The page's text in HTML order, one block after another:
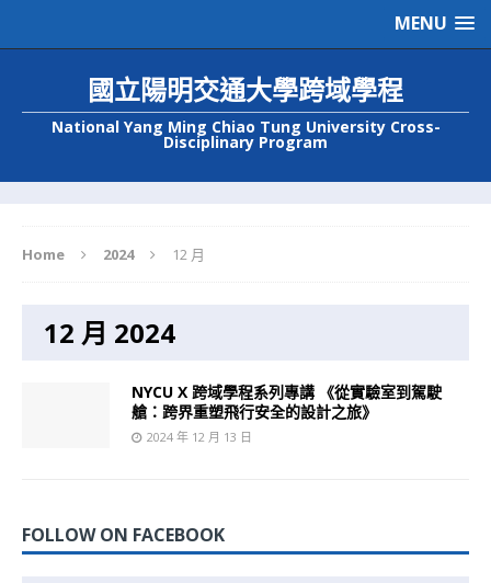
MENU
國立陽明交通大學跨域學程
National Yang Ming Chiao Tung University Cross-
Disciplinary Program
Home 2024 12 月
12 月 2024
NYCU X 跨域學程系列專講 《從實驗室到駕駛
艙：跨界重塑飛行安全的設計之旅》
2024 年 12 月 13 日
FOLLOW ON FACEBOOK